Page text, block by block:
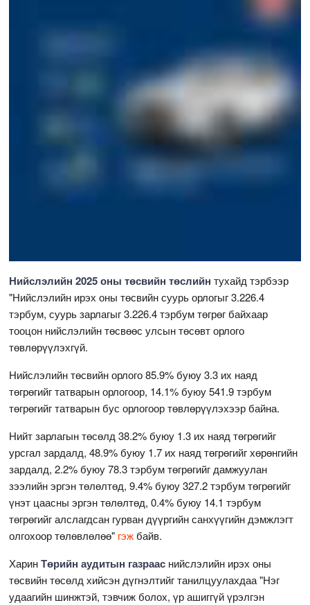
Нийслэлийн 2025 оны төсвийн төслийн тухайд тэрбээр
"Нийслэлийн ирэх оны төсвийн суурь орлогыг 3.226.4
тэрбум, суурь зарлагыг 3.226.4 тэрбум төгрөг байхаар
тооцон нийслэлийн төсвөөс улсын төсөвт орлого
төвлөрүүлэхгүй.
Нийслэлийн төсвийн орлого 85.9% буюу 3.3 их наяд
төгрөгийг татварын орлогоор, 14.1% буюу 541.9 тэрбум
төгрөгийг татварын бус орлогоор төвлөрүүлэхээр байна.
Нийт зарлагын төсөлд 38.2% буюу 1.3 их наяд төгрөгийг
урсгал зардалд, 48.9% буюу 1.7 их наяд төгрөгийг хөрөнгийн
зардалд, 2.2% буюу 78.3 тэрбум төгрөгийг дамжуулан
зээлийн эргэн төлөлтөд, 9.4% буюу 327.2 тэрбум төгрөгийг
үнэт цаасны эргэн төлөлтөд, 0.4% буюу 14.1 тэрбум
төгрөгийг алслагдсан гурван дүүргийн санхүүгийн дэмжлэгт
олгохоор төлөвлөлөө" гэжбайв.
ХаринТөрийн аудитын газраас нийслэлийн ирэх оны
төсвийн төсөлд хийсэн дүгнэлтийг танилцуулахдаа "Нэг
удаагийн шинжтэй, тэвчиж болох, үр ашиггүй үрэлгэн